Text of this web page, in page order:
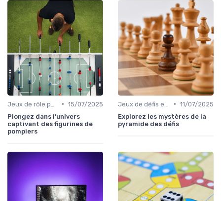
• 15/07/2025
Plongez dans l'univers
captivant des figurines de
pompiers
• 11/07/2025
Explorez les mystères de la
pyramide des défis